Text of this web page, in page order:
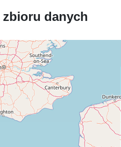
zbioru danych